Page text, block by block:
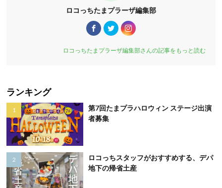
ロコっちたまプラーザ編集部
ロコっちたまプラーザ編集部さんの記事をもっと読む
ランキング
第7回たまプラハロウィン ステージ出演
者募集
ロコっちスタッフがおすすめする、デパ
地下の帰省土産